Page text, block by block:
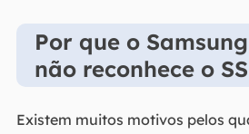
Por que o
não reconhece o
Existem muitos motivos pelos